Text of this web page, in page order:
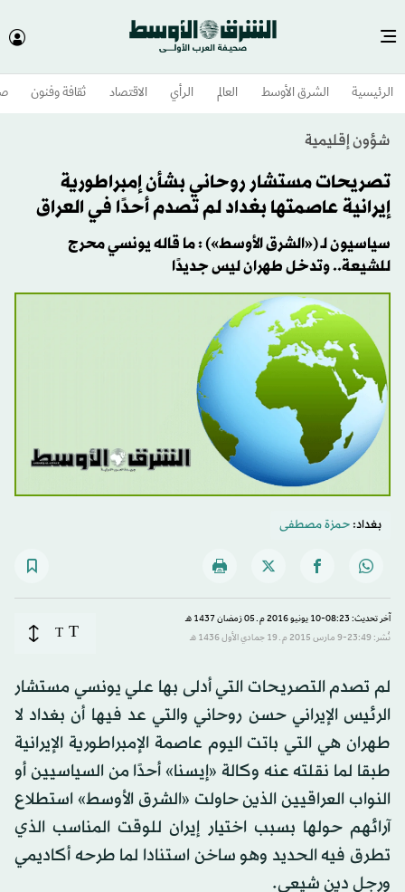
الرئيسية الشرق الأوسط​ العالم الرأي الاقتصاد ثقافة وفنون
شؤون إقليمية
تصريحات مستشار روحاني بشأن إمبراطورية
إيرانية عاصمتها بغداد لم تصدم أحدًا في العراق
سياسيون لـ («الشرق الأوسط») : ما قاله يونسي محرج
للشيعة.. وتدخل طهران ليس جديدًا
بغداد:حمزة مصطفى
آخر تحديث: 08:23-10 يونيو 2016 م ـ 05 رَمضان 1437 هـ
نُشر: 23:49-9 مارس 2015 م ـ 19 جمادي الأول 1436 هـ
T
T
لم تصدم التصريحات التي أدلى بها علي يونسي مستشار
الرئيس الإيراني حسن روحاني والتي عد فيها أن بغداد لا
طهران هي التي باتت اليوم عاصمة الإمبراطورية الإيرانية
طبقا لما نقلته عنه وكالة «إيسنا» أحدًا من السياسيين أو
النواب العراقيين الذين حاولت «الشرق الأوسط» استطلاع
آرائهم حولها بسبب اختيار إيران للوقت المناسب الذي
تطرق فيه الحديد وهو ساخن استنادا لما طرحه أكاديمي
ورجل دين شيعي.